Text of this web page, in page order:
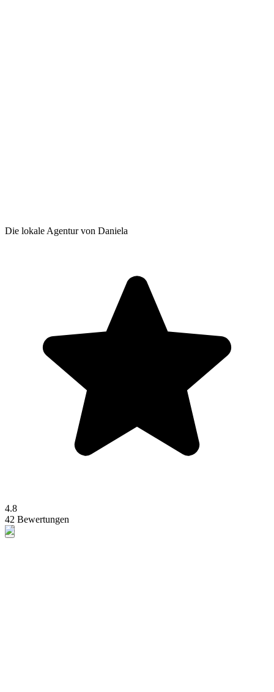
Die lokale Agentur von Daniela
4.8
42 Bewertungen